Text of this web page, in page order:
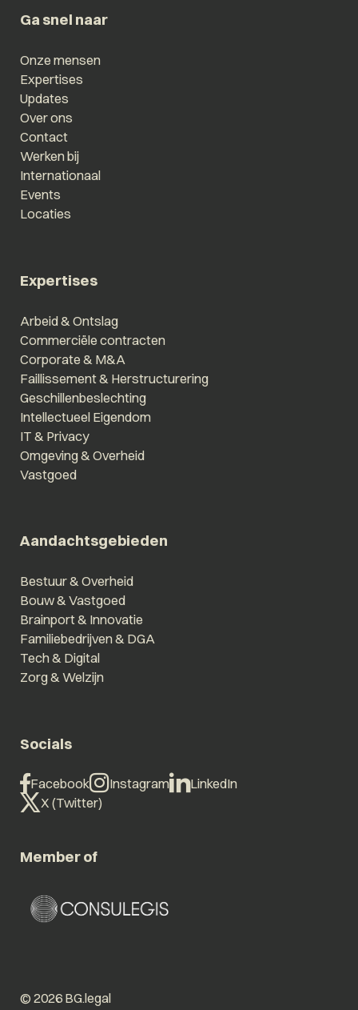
Ga snel naar
Onze mensen
Expertises
Updates
Over ons
Contact
Werken bij
Internationaal
Events
Locaties
Expertises
Arbeid & Ontslag
Commerciële contracten
Corporate & M&A
Faillissement & Herstructurering
Geschillenbeslechting
Intellectueel Eigendom
IT & Privacy
Omgeving & Overheid
Vastgoed
Aandachtsgebieden
Bestuur & Overheid
Bouw & Vastgoed
Brainport & Innovatie
Familiebedrijven & DGA
Tech & Digital
Zorg & Welzijn
Socials
Facebook Instagram
LinkedIn
X (Twitter)
Member of
© 2026 BG.legal